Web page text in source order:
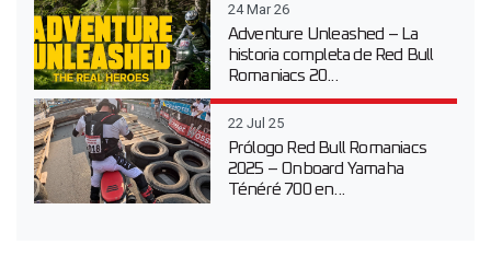
24 Mar 26
Adventure Unleashed – La
historia completa de Red Bull
Romaniacs 20...
22 Jul 25
Prólogo Red Bull Romaniacs
2025 – Onboard Yamaha
Ténéré 700 en...